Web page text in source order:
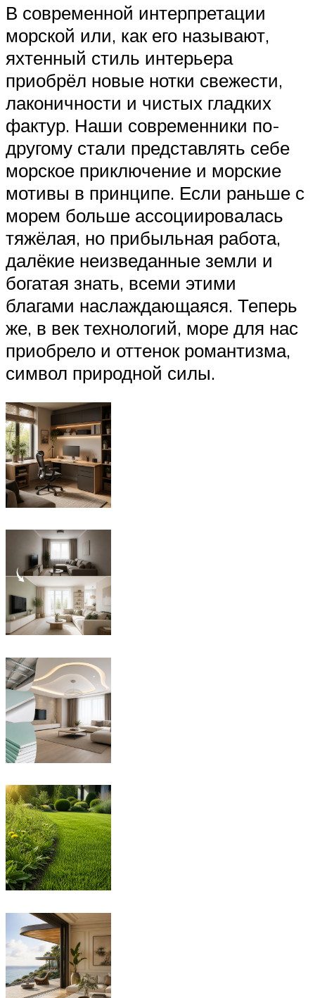
В современной интерпретации
морской или, как его называют,
яхтенный стиль интерьера
приобрёл новые нотки свежести,
лаконичности и чистых гладких
фактур. Наши современники по-
другому стали представлять себе
морское приключение и морские
мотивы в принципе. Если раньше с
морем больше ассоциировалась
тяжёлая, но прибыльная работа,
далёкие неизведанные земли и
богатая знать, всеми этими
благами наслаждающаяся. Теперь
же, в век технологий, море для нас
приобрело и оттенок романтизма,
символ природной силы.